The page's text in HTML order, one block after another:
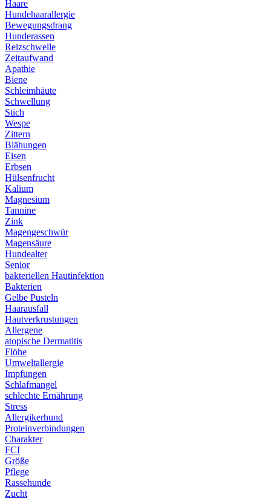
Haare
Hundehaarallergie
Bewegungsdrang
Hunderassen
Reizschwelle
Zeitaufwand
Apathie
Biene
Schleimhäute
Schwellung
Stich
Wespe
Zittern
Blähungen
Eisen
Erbsen
Hülsenfrucht
Kalium
Magnesium
Tannine
Zink
Magengeschwür
Magensäure
Hundealter
Senior
bakteriellen Hautinfektion
Bakterien
Gelbe Pusteln
Haarausfall
Hautverkrustungen
Allergene
atopische Dermatitis
Flöhe
Umweltallergie
Impfungen
Schlafmangel
schlechte Ernährung
Stress
Allergikerhund
Proteinverbindungen
Charakter
FCI
Größe
Pflege
Rassehunde
Zucht